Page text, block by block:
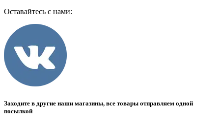
Оставайтесь с нами:
Заходите в другие наши магазины, все товары отправляем одной
посылкой